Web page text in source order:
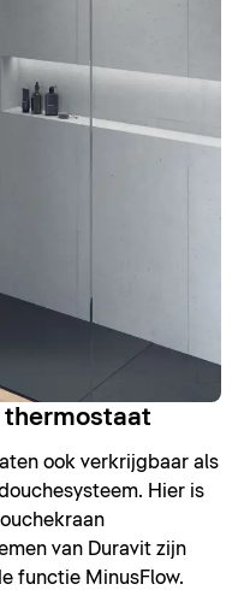
thermostaat
ook verkrijgbaar als
Hier is
van Duravit zijn
functie MinusFlow.